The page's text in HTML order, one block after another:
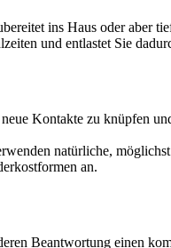
ins Haus oder aber
und entlastet Sie
Kontakte zu knüpfen
natürliche,
an.
Beantwortung einen